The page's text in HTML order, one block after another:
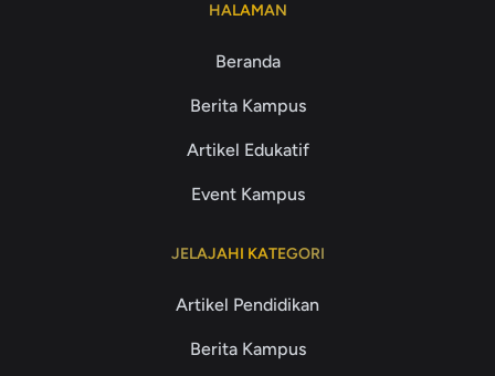
HALAMAN
Beranda
Berita Kampus
Artikel Edukatif
Event Kampus
JELAJAHI KATEGORI
Artikel Pendidikan
Berita Kampus